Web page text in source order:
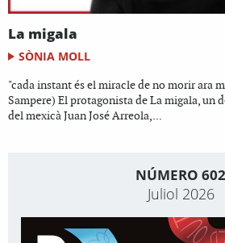
La migala
SÒNIA MOLL
"cada instant és el miracle de no morir ara
Sampere) El protagonista de La migala, un
del mexicà Juan José Arreola,...
NÚMERO 602
Juliol 2026